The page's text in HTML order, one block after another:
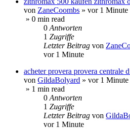
von ZaneCoombs » vor 1 Minute
» 0 min read
0 Antworten
1 Zugriffe
Letzter Beitrag von
vor 1 Minute
acheter provera provera centrale
von GildaBolyard » vor 1 Minute
» 1 min read
0 Antworten
1 Zugriffe
Letzter Beitrag von
vor 1 Minute